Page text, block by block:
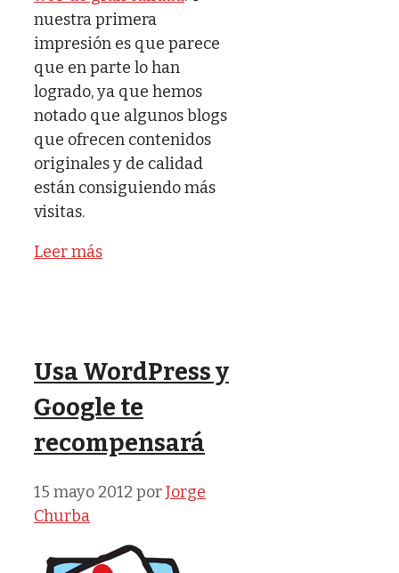
nuestra primera
impresión es que parece
que en parte lo han
logrado, ya que hemos
notado que algunos blogs
que ofrecen contenidos
originales y de calidad
están consiguiendo más
visitas.
Leer más
Usa WordPress y
Google te
recompensará
15 mayo 2012 porJorge
Churba